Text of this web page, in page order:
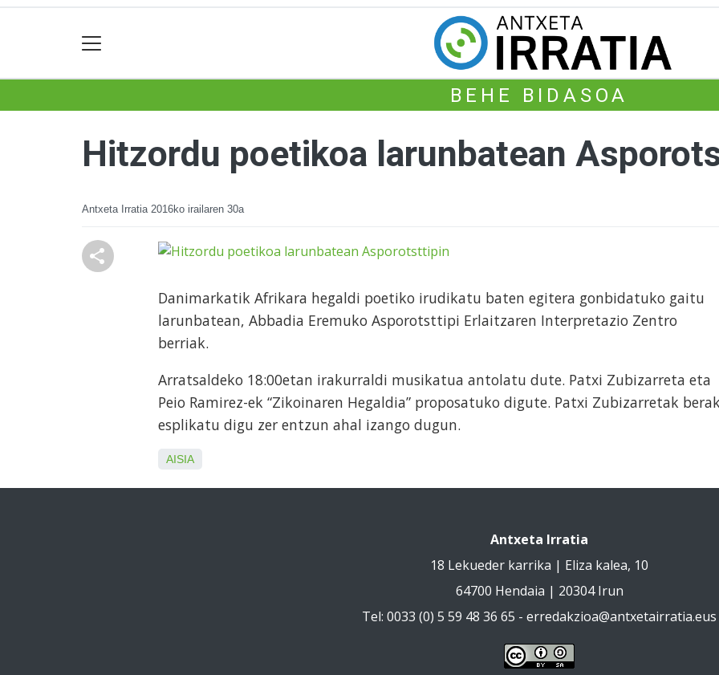
BEHE BIDASOA
Hitzordu poetikoa larunbatean
Antxeta Irratia 2016ko irailaren 30a
Danimarkatik Afrikara hegaldi poetiko irudikatu baten egitera gonbidatuko gaitu
larunbatean, Abbadia Eremuko Asporotsttipi Erlaitzaren Interpretazio Zentro
berriak.
Arratsaldeko 18:00etan irakurraldi musikatua antolatu dute. Patxi Zubizarreta eta
Peio Ramirez-ek “Zikoinaren Hegaldia” proposatuko digute. Patxi Zubizarretak
esplikatu digu zer entzun ahal izango dugun.
AISIA
Antxeta Irratia
18 Lekueder karrika | Eliza kalea, 10
64700 Hendaia | 20304 Irun
Tel: 0033 (0) 5 59 48 36 65 - erredakzioa@antxetairratia.eus